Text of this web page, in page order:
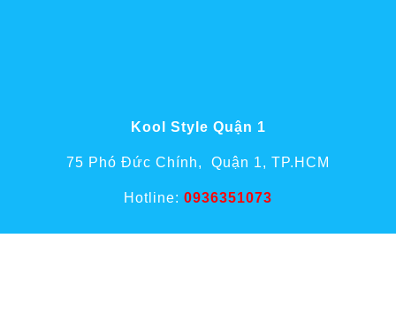
Kool Style Quận 1
75 Phó Đức Chính, Quận 1, TP.HCM
Hotline: 0936351073